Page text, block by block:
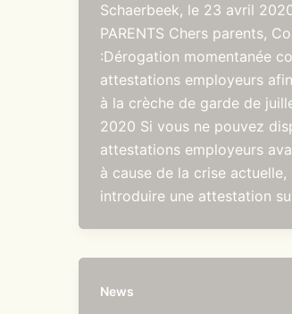
Schaerbeek, le 23 avril
PARENTS Chers parents,
:Dérogation momentanée
attestations employeurs
à la crèche de garde de
2020 Si vous ne pouvez
attestations employeurs
à cause de la crise
introduire une attestation
News